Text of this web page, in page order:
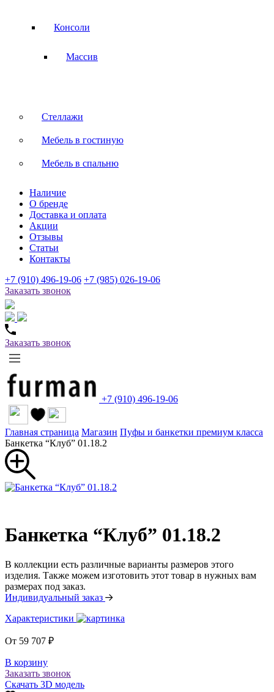
Консоли
Массив
Стеллажи
Мебель в гостиную
Мебель в спальню
Наличие
О бренде
Доставка и оплата
Акции
Отзывы
Статьи
Контакты
+7 (910) 496-19-06 +7 (985) 026-19-06
Заказать звонок
Заказать звонок
+7 (910) 496-19-06
Главная страница Магазин Пуфы и банкетки премиум класса
Банкетка “Клуб” 01.18.2
Банкетка “Клуб” 01.18.2
В коллекции есть различные варианты размеров этого
изделия. Также можем изготовить этот товар в нужных вам
размерах под заказ.
Индивидуальный заказ
Характеристики
От 59 707 ₽
В корзину
Заказать звонок
Скачать 3D модель